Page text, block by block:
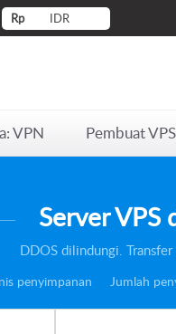
Rp IDR
VPN Pembuat VPS
Server VPS
DDOS dilindungi.
penyimpanan Jumlah